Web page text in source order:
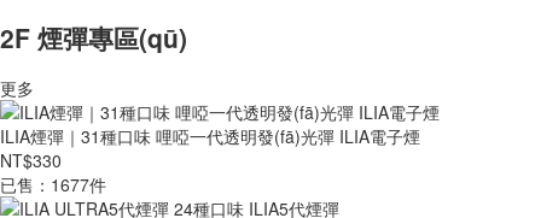
2F 煙彈專區(qū)
更多
ILIA煙彈｜31種口味 哩啞一代透明發(fā)光彈 ILIA電子煙
NT$330
已售：1677件